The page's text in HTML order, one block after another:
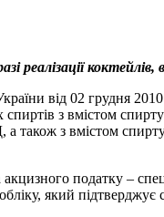
реалізації
від 02 грудня
з вмістом
з вмістом
податку –
який підтверджує